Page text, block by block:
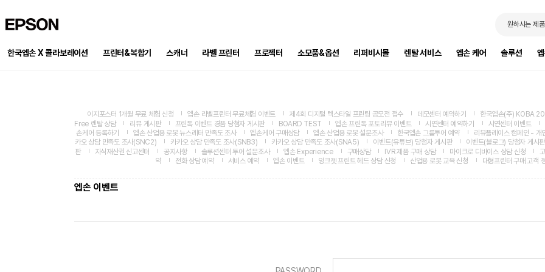
원하시는 제
한국엡손 X 콜라보레이션 프린터&복합기 스캐너 라벨 프린터 프로젝터 소모품&옵션 리퍼비시몰 렌탈 서비스 엡손 케어 솔루션
이지포스터 1개월 무료 체험 신청 엡손 라벨프린터 무료체험 이벤트 제4회 디지털 텍스타일 프린팅 공모전 접수 데모센터 예약하기
한국엡손(주) KOBA
Free 렌탈 상담
리뷰 게시판 프린톡 이벤트 경품 당첨자 게시판 BOARD TEST 엡손 프린톡 포토리뷰 이벤트 시연센터 예약하기
시연센터 이벤트
손케어 등록하기
엡손 산업용 로봇 뉴스레터 만족도 조사 엡손케어 구매상담 엡손 산업용 로봇 설문조사 한국엡손 그룹투어 예약
리뷰플레이스 캠페인 - 개
카오 상담 만족도 조사(SNC2)
카카오 상담 만족도 조사(SNB3) 카카오 상담 만족도 조사(SNA5) 이벤트(유튜브) 당첨자 게시판
이벤트(블로그) 당첨자 게시판
판
지식재산권 신고센터 공지사항 솔루션센터 투어 설문조사 엡손 Experience 구매상담 IVR 제품 구매 상담 마이크로 디바이스 상담 신청
약
전화 상담 예약 서비스 예약 엡손 이벤트 잉크젯 프린트 헤드 상담 신청 산업용 로봇 교육 신청 대형프린터 구매 고객
엡손 이벤트